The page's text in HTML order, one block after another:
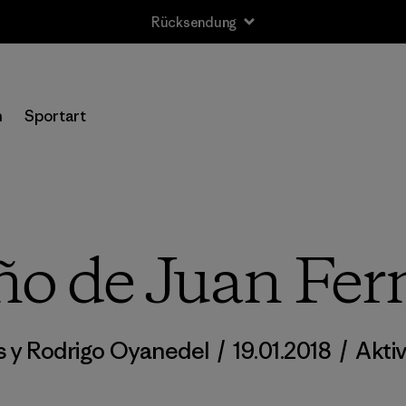
Rücksendung
Sportart
de Juan
y Rodrigo Oyanedel / 19.01.2018 /